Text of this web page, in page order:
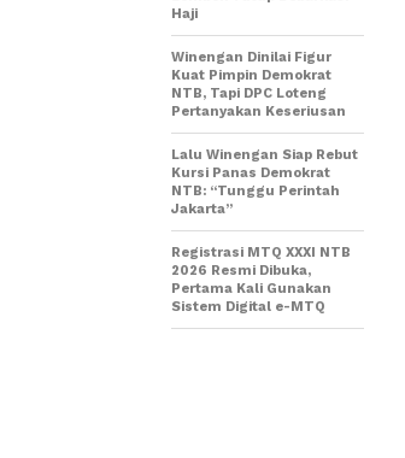
Haji
Winengan Dinilai Figur
Kuat Pimpin Demokrat
NTB, Tapi DPC Loteng
Pertanyakan Keseriusan
Lalu Winengan Siap Rebut
Kursi Panas Demokrat
NTB: “Tunggu Perintah
Jakarta”
Registrasi MTQ XXXI NTB
2026 Resmi Dibuka,
Pertama Kali Gunakan
Sistem Digital e-MTQ